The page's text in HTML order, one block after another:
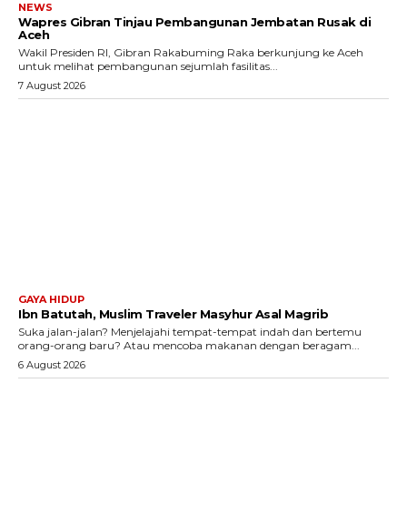
NEWS
Wapres Gibran Tinjau Pembangunan Jembatan Rusak di
Aceh
Wakil Presiden RI, Gibran Rakabuming Raka berkunjung ke Aceh
untuk melihat pembangunan sejumlah fasilitas...
7 August 2026
GAYA HIDUP
Ibn Batutah, Muslim Traveler Masyhur Asal Magrib
Suka jalan-jalan? Menjelajahi tempat-tempat indah dan bertemu
orang-orang baru? Atau mencoba makanan dengan beragam...
6 August 2026